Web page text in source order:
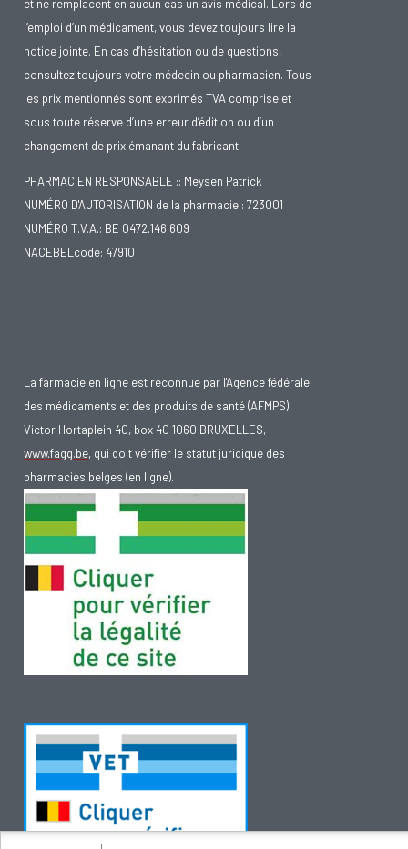
et ne remplacent en aucun cas un avis médical. Lors de
l’emploi d’un médicament, vous devez toujours lire la
notice jointe. En cas d’hésitation ou de questions,
consultez toujours votre médecin ou pharmacien. Tous
les prix mentionnés sont exprimés TVA comprise et
sous toute réserve d’une erreur d’édition ou d’un
changement de prix émanant du fabricant.
PHARMACIEN RESPONSABLE :: Meysen Patrick
NUMÉRO D'AUTORISATION de la pharmacie : 723001
NUMÉRO T.V.A.: BE 0472.146.609
NACEBELcode: 47910
La farmacie en ligne est reconnue par l'Agence fédérale
des médicaments et des produits de santé (AFMPS)
Victor Hortaplein 40, box 40 1060 BRUXELLES,
www.fagg.be, qui doit vérifier le statut juridique des
pharmacies belges (en ligne).